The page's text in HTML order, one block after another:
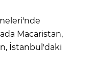
Macaristan,
İstanbul'daki